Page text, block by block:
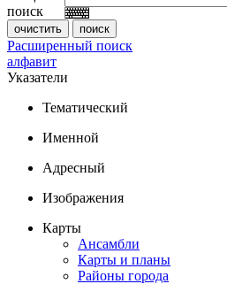
поиск
Расширенный поиск
алфавит
Указатели
Тематический
Именной
Адресный
Изображения
Карты
Ансамбли
Карты и планы
Районы города